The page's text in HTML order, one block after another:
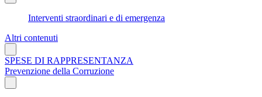
Interventi straordinari e di emergenza
Altri contenuti
SPESE DI RAPPRESENTANZA
Prevenzione della Corruzione